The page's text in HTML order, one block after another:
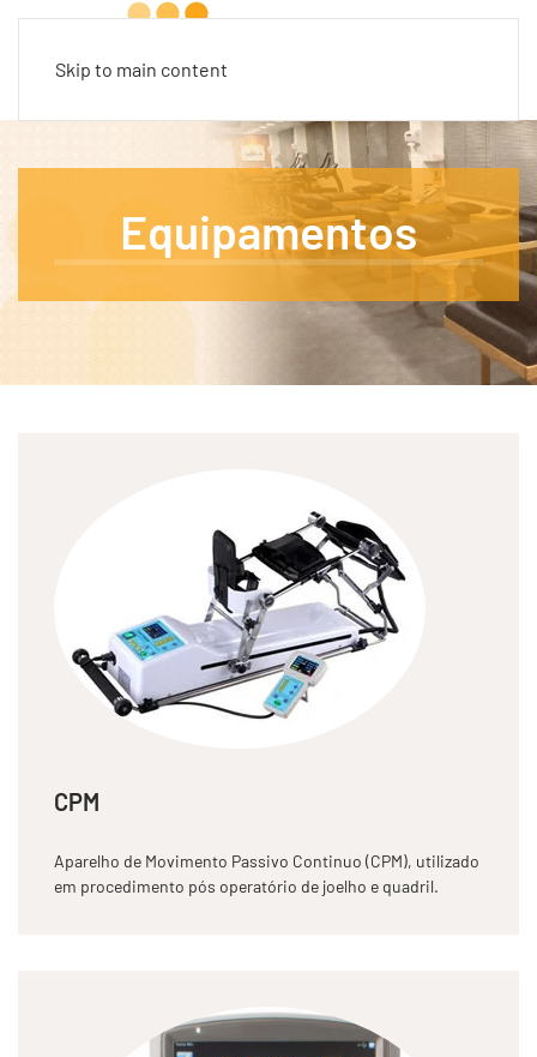
Skip to main content
Equipamentos
CPM
Aparelho de Movimento Passivo Continuo (CPM), utilizado
em procedimento pós operatório de joelho e quadril.